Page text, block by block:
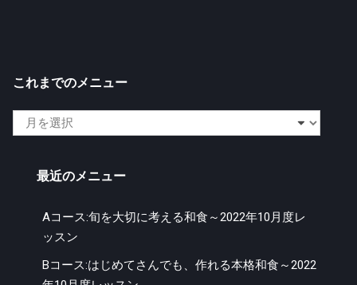
これまでのメニュー
れ
最近のメニュー
Aコース:旬を大切に考える和食～2022年10月度レ
ッスン
Bコース:はじめてさんでも、作れる本格和食～2022